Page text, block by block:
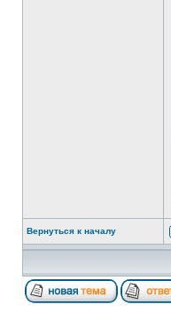
Вернуться к началу